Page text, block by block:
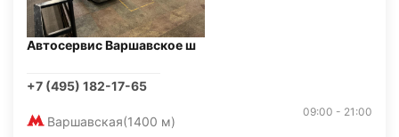
Автосервис Варшавское ш
+7 (495) 182-17-65
Варшавская(1400 м)
09:00 - 21:00